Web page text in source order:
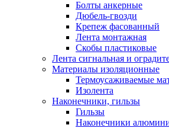
Болты анкерные
Дюбель-гвозди
Крепеж фасованный
Лента монтажная
Скобы пластиковые
Лента сигнальная и
Материалы изоляционные
Термоусаживаемые
Изолента
Наконечники, гильзы
Гильзы
Наконечники